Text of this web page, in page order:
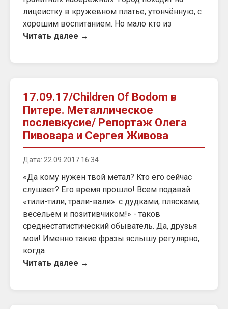
лицеистку в кружевном платье, утончённую, с
хорошим воспитанием. Но мало кто из
Читать далее →
17.09.17/Children Of Bodom в
Питере. Металлическое
послевкусие/ Репортаж Олега
Пивовара и Сергея Живова
Дата: 22.09.2017 16:34
«Да кому нужен твой метал? Кто его сейчас
слушает? Его время прошло! Всем подавай
«тили-тили, трали-вали»: с дудками, плясками,
весельем и позитивчиком!» - таков
среднестатистический обыватель. Да, друзья
мои! Именно такие фразы яслышу регулярно,
когда
Читать далее →